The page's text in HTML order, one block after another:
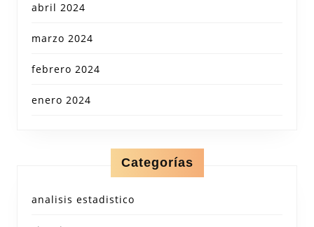
abril 2024
marzo 2024
febrero 2024
enero 2024
Categorías
analisis estadistico